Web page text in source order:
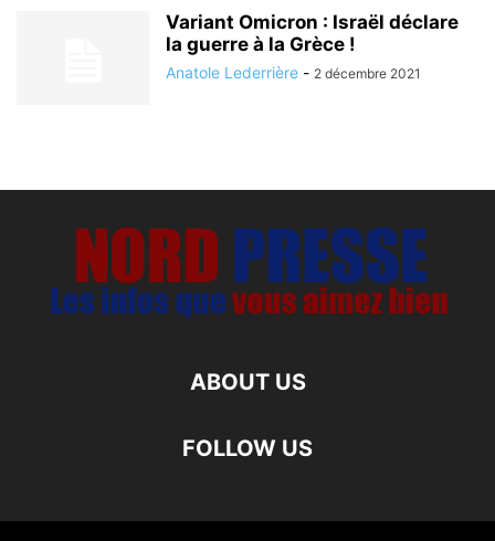
Variant Omicron : Israël déclare
la guerre à la Grèce !
Anatole Lederrière - 2 décembre 2021
ABOUT US
FOLLOW US